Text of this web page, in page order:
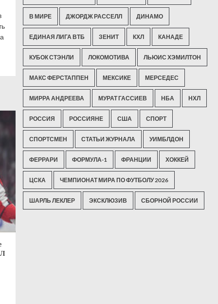
В МИРЕ ДЖОРДЖ РАССЕЛЛ ДИНАМО
ЕДИНАЯ ЛИГА ВТБ ЗЕНИТ КХЛ КАНАДЕ
КУБОК СТЭНЛИ ЛОКОМОТИВА ЛЬЮИС ХЭМИЛТОН
МАКС ФЕРСТАППЕН МЕКСИКЕ МЕРСЕДЕС
МИРРА АНДРЕЕВА МУРАТ ГАССИЕВ НБА НХЛ
РОССИЯ РОССИЯНЕ США СПОРТ
СПОРТСМЕН СТАТЬИ ЖУРНАЛА УИМБЛДОН
ФЕРРАРИ ФОРМУЛА-1 ФРАНЦИИ ХОККЕЙ
ЦСКА ЧЕМПИОНАТ МИРА ПО ФУТБОЛУ 2026
ШАРЛЬ ЛЕКЛЕР ЭКСКЛЮЗИВ СБОРНОЙ РОССИИ